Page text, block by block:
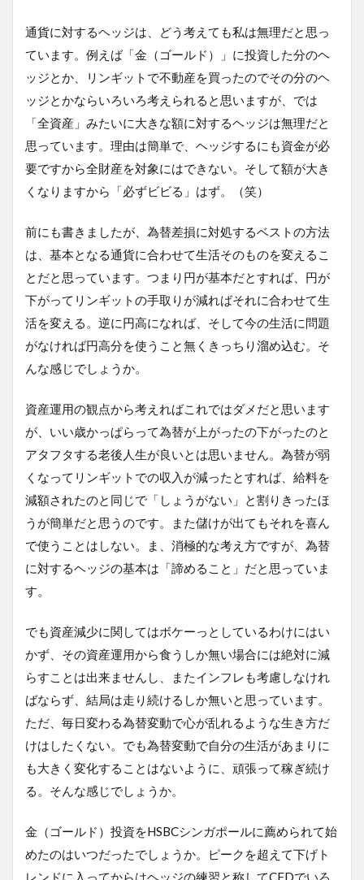
通貨に対するヘッジは、どう考えても私は無理だと思っ
ています。例えば「金（ゴールド）」に投資した分のヘ
ッジとか、リンギットで不動産を買ったのでその分のヘ
ッジとかならいろいろ考えられると思いますが、では
「全資産」みたいに大きな額に対するヘッジは無理だと
思っています。理由は簡単で、ヘッジするにも資金が必
要ですから全財産を対象にはできない。そして額が大き
くなりますから「必ずビビる」はず。（笑）
前にも書きましたが、為替差損に対処するベストの方法
は、基本となる通貨に合わせて生活そのものを変えるこ
とだと思っています。つまり円が基本だとすれば、円が
下がってリンギットの手取りが減ればそれに合わせて生
活を変える。逆に円高になれば、そして今の生活に問題
がなければ円高分を使うこと無くきっちり溜め込む。そ
んな感じでしょうか。
資産運用の観点から考えればこれではダメだと思います
が、いい歳かっぱらって為替が上がったの下がったのと
アタフタする老後人生が良いとは思いません。為替が弱
くなってリンギットでの収入が減ったとすれば、給料を
減額されたのと同じで「しょうがない」と割りきったほ
うが簡単だと思うのです。また儲けが出てもそれを喜ん
で使うことはしない。ま、消極的な考え方ですが、為替
に対するヘッジの基本は「諦めること」だと思っていま
す。
でも資産減少に関してはボケーっとしているわけにはい
かず、その資産運用から食うしか無い場合には絶対に減
らすことは出来ませんし、またインフレも考慮しなけれ
ばならず、結局は走り続けるしか無いと思っています。
ただ、毎日変わる為替変動で心が乱れるような生き方だ
けはしたくない。でも為替変動で自分の生活があまりに
も大きく変化することはないように、頑張って稼ぎ続け
る。そんな感じでしょうか。
金（ゴールド）投資をHSBCシンガポールに薦められて始
めたのはいつだったでしょうか。ピークを超えて下げト
レンドに入ってからはヘッジの練習と称してCFDでいろ